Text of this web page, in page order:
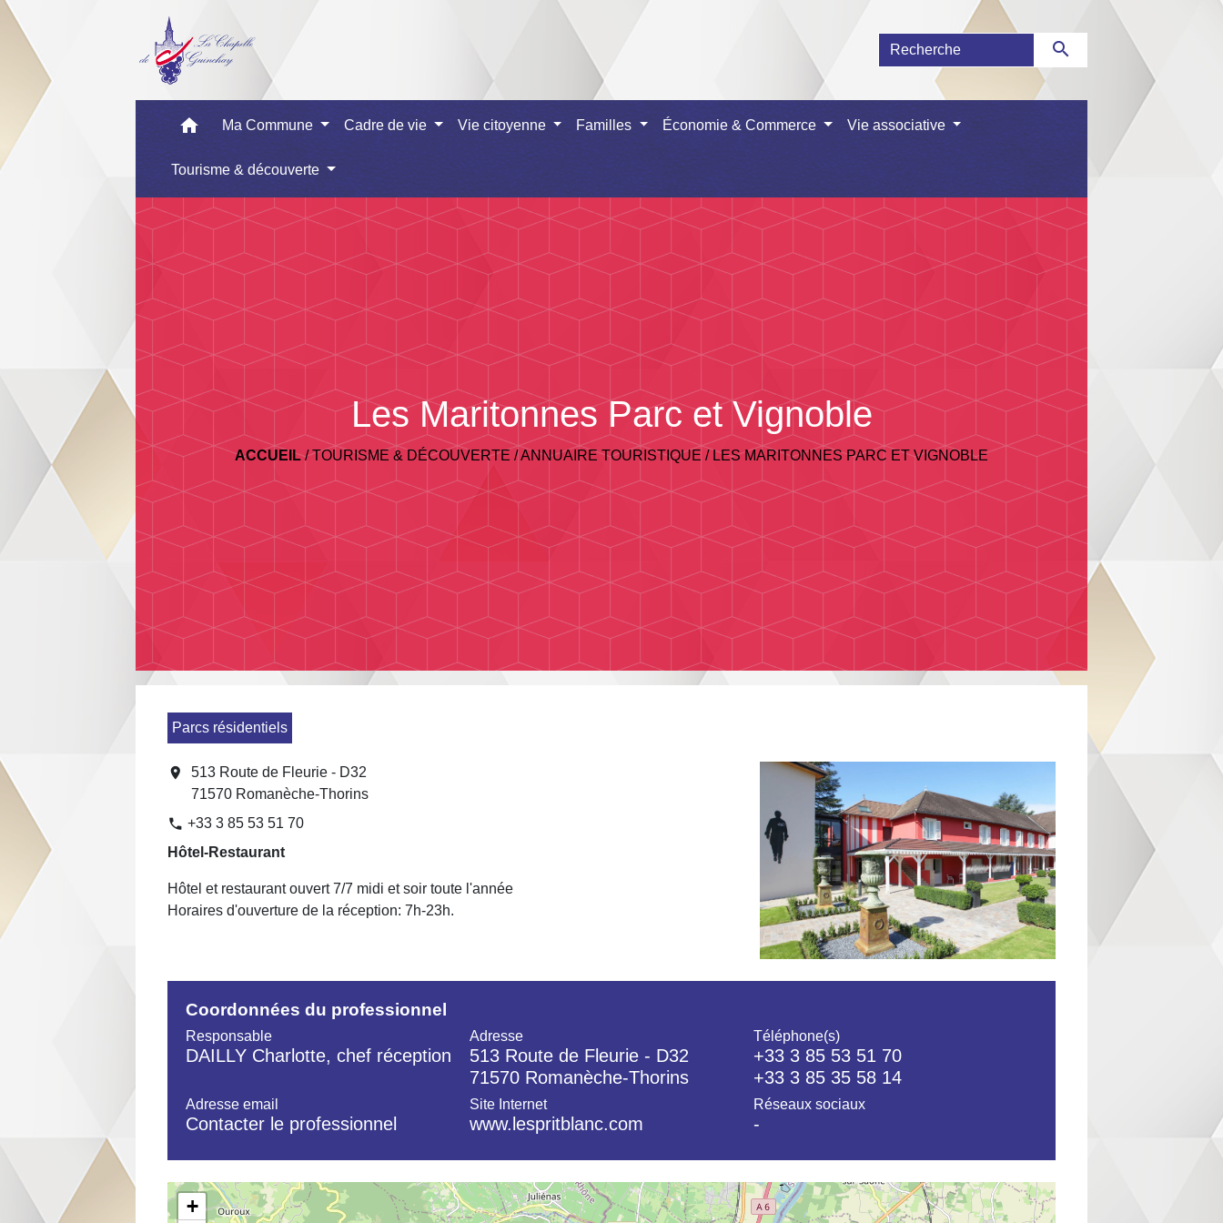
search
home Ma Commune Cadre de vie Vie citoyenne Familles Économie & Commerce Vie associative
Tourisme & découverte
Les Maritonnes Parc et Vignoble
ACCUEIL/TOURISME & DÉCOUVERTE /ANNUAIRE TOURISTIQUE /LES MARITONNES PARC ET VIGNOBLE
Parcs résidentiels
location_on
513 Route de Fleurie - D32
71570 Romanèche-Thorins
phone +33 3 85 53 51 70
Hôtel-Restaurant
Hôtel et restaurant ouvert 7/7 midi et soir toute l'année
Horaires d'ouverture de la réception: 7h-23h.
Coordonnées du professionnel
Responsable
DAILLY Charlotte, chef réception
Adresse
513 Route de Fleurie - D32
71570 Romanèche-Thorins
Téléphone(s)
+33 3 85 53 51 70
+33 3 85 35 58 14
Adresse email
Contacter le professionnel
Site Internet
www.lespritblanc.com
Réseaux sociaux
-
+